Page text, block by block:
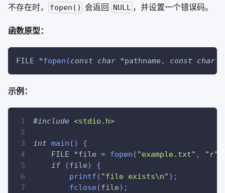
不存在时，
fopen() 会返回 NULL ，并设置一个错误码。
函数原型：
FILE *fopen (const char *pathname , const char
示例：
#include <stdio.h>
int main ( )
{
    FILE
*file = fopen ( "example.txt" , "r"
if
(file)
{
printf ( "file exists\n" ) ;
fclose(file) ;